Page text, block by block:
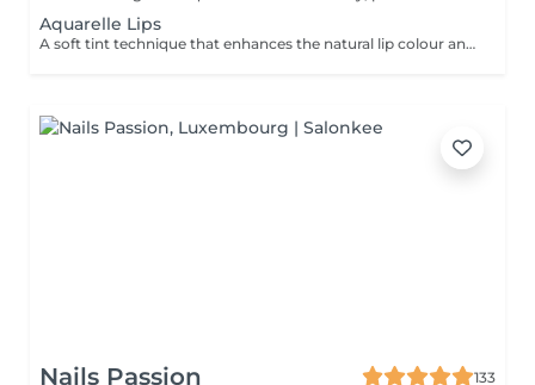
Aquarelle Lips
A soft tint technique that enhances the natural lip colour and shape with a sheer, translucent finish. Creates a fresh, hydrated, and naturally defined look. DURATION & MAINTENANCE: - Results last approximately 2-3 years - A Touch-Up Session is required after 4-6 weeks - Annual refresh is recommended BENEFITS: - Natural colour enhancement - Improved lip symmetry - Fresh, hydrated appearance - Long-lasting result INDICATIONS: - Pale or uneven lip colour - Lack of definition - Desire for natural enhancement CONTRAINDICATIONS: - Active herpes or infections - Pregnancy and breastfeeding - Irritation or damaged skin PRE-TREATMENT RECOMMENDATIONS: - It is recommended to take antiviral medication for 3 days prior to the procedure if prone to cold sores (herpes) - Avoid alcohol and blood-thinning medications 24-48 hours before treatment - Avoid lip irritation or aggressive treatments before the session POST-CARE: - Keep lips moisturised - Avoid spicy and hot foods - Do not peel the skin - Use SPF after healing
Nails Passion
133